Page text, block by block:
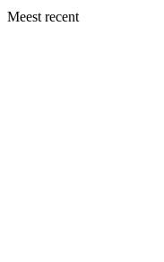
Meest recent